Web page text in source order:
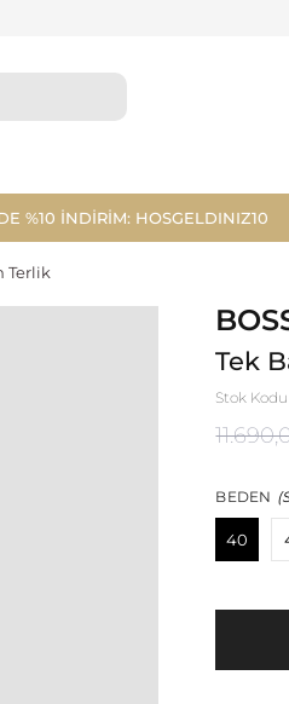
%10 İNDİRİM: HOSGELDINIZ10
Terlik
Tek
Stok Kodu
BEDEN
40